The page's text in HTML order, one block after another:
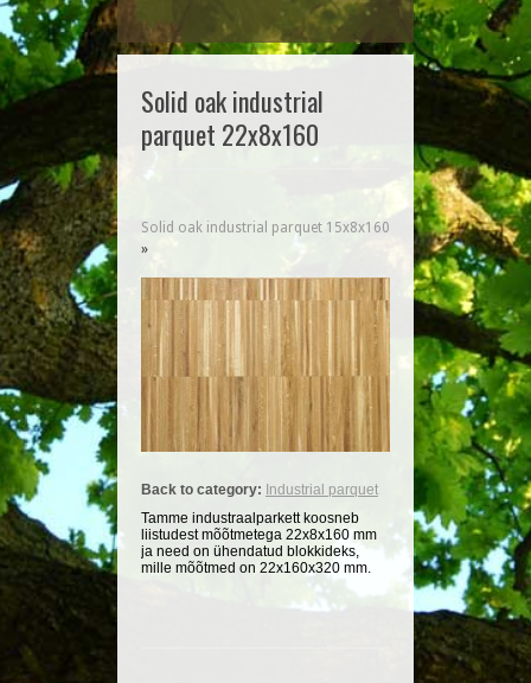
Solid oak industrial
parquet 22x8x160
Solid oak industrial parquet 15x8x160
»
Back to category: Industrial parquet
Tamme industraalparkett koosneb
liistudest mõõtmetega 22x8x160 mm
ja need on ühendatud blokkideks,
mille mõõtmed on 22x160x320 mm.